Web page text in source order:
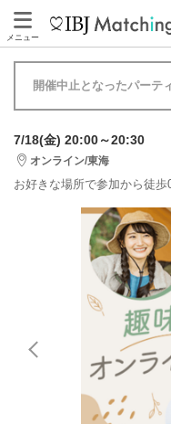
メニュー
開催中止となったパーテ
7/18(金) 20:00～20:30
オンライン/東海
お好きな場所で参加から徒歩